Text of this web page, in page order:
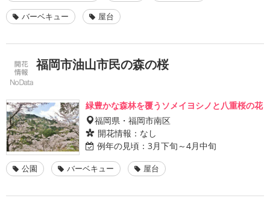
バーベキュー 屋台
福岡市油山市民の森の桜
緑豊かな森林を覆うソメイヨシノと八重桜の花
福岡県・福岡市南区
開花情報： なし
例年の見頃： 3月下旬～4月中旬
公園 バーベキュー 屋台